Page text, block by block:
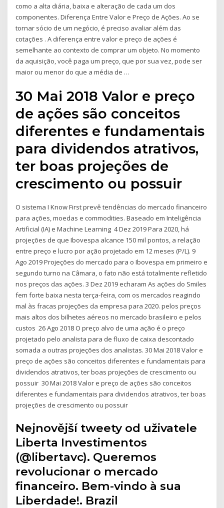
como a alta diária, baixa e alteração de cada um dos
componentes. Diferença Entre Valor e Preço de Ações. Ao se
tornar sócio de um negócio, é preciso avaliar além das
cotações . A diferença entre valor e preço de ações é
semelhante ao contexto de comprar um objeto. No momento
da aquisição, você paga um preço, que por sua vez, pode ser
maior ou menor do que a média de …
30 Mai 2018 Valor e preço
de ações são conceitos
diferentes e fundamentais
para dividendos atrativos,
ter boas projeções de
crescimento ou possuir
O sistema I Know First prevê tendências do mercado financeiro
para ações, moedas e commodities. Baseado em Inteligência
Artificial (IA) e Machine Learning 4 Dez 2019 Para 2020, há
projeções de que Ibovespa alcance 150 mil pontos, a relação
entre preço e lucro por ação projetado em 12 meses (P/L). 9
Ago 2019 Projeções do mercado para o Ibovespa em primeiro e
segundo turno na Câmara, o fato não está totalmente refletido
nos preços das ações. 3 Dez 2019 echaram As ações do Smiles
fem forte baixa nesta terça-feira, com os mercados reagindo
mal às fracas projeções da empresa para 2020. pelos preços
mais altos dos bilhetes aéreos no mercado brasileiro e pelos
custos 26 Ago 2018 O preço alvo de uma ação é o preço
projetado pelo analista para de fluxo de caixa descontado
somada a outras projeções dos analistas. 30 Mai 2018 Valor e
preço de ações são conceitos diferentes e fundamentais para
dividendos atrativos, ter boas projeções de crescimento ou
possuir 30 Mai 2018 Valor e preço de ações são conceitos
diferentes e fundamentais para dividendos atrativos, ter boas
projeções de crescimento ou possuir
Nejnovější tweety od uživatele
Liberta Investimentos
(@libertavc). Queremos
revolucionar o mercado
financeiro. Bem-vindo à sua
Liberdade!. Brazil